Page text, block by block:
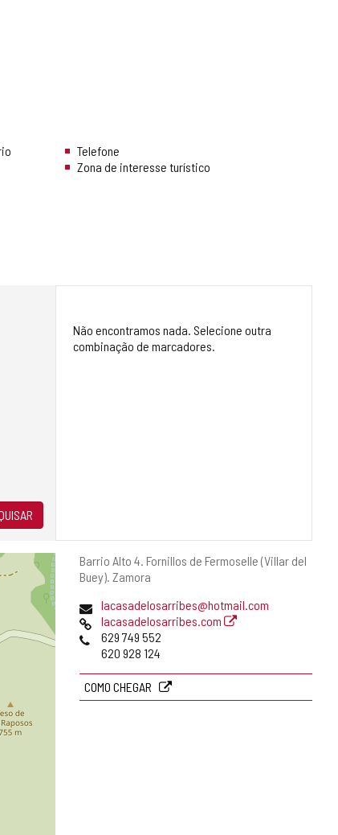
Telefone
Zona de interesse turístico
Endereço
postal
Barrio Alto 4. Fornillos de Fermoselle (Villar del
Buey). Zamora
Endereço
de
email
lacasadelosarribes@hotmail.com
Pagina
web
lacasadelosarribes.com
Telefones
629 749 552
620 928 124
COMO CHEGAR
Não encontramos nada. Selecione outra
combinação de marcadores.